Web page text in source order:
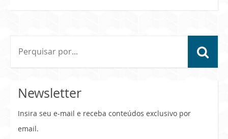
Newsletter
Insira seu e-mail e receba conteúdos exclusivo por
email.